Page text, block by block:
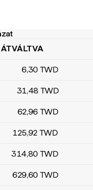
ÁTVÁLTVA
6,30 TWD
31,48 TWD
62,96 TWD
125,92 TWD
314,80 TWD
629,60 TWD